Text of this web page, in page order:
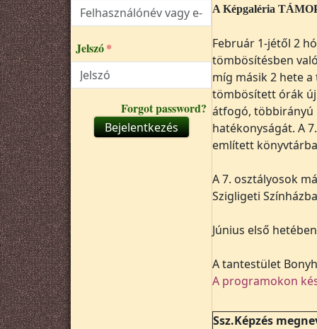
Jelszó
Forgot password?
Bejelentkezés
A Képgaléria
Február 1-jétől 2
tömbösítésben
míg másik 2 hete
tömbösített órák új
átfogó, többirányú
hatékonyságát. A
említett
A 7. osztályosok
Szigligeti
Június első
A tantestület
A programokon
Ssz.Képzés